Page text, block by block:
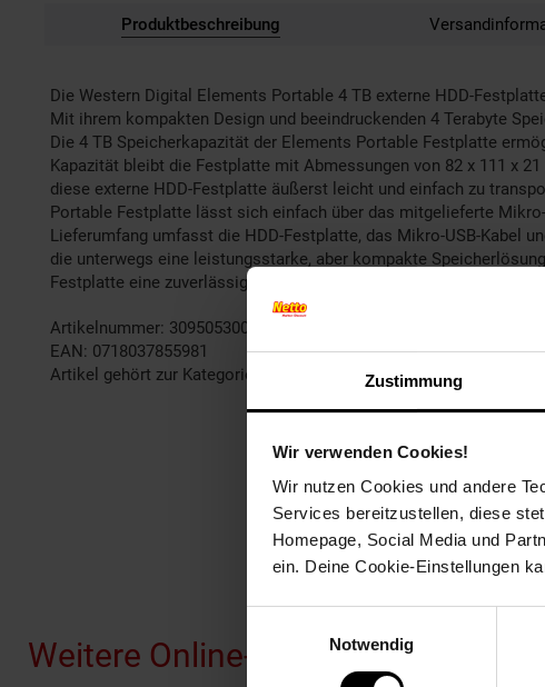
Zustimmung
Wir verwenden Cookies!
Wir nutzen Cookies und andere
Services bereitzustellen, diese
Homepage, Social Media und
ein. Deine Cookie-Einstellungen
Notwendig
Produktbeschreibung
Die Western Digital Elements Portable 4 TB externe HDD-
Mit ihrem kompakten Design und beeindruckenden 4 Terabyte
Die 4 TB Speicherkapazität der Elements Portable Festplatte
Kapazität bleibt die Festplatte mit Abmessungen von 82 x 111 x
diese externe HDD-Festplatte äußerst leicht und einfach zu
Portable Festplatte lässt sich einfach über das mitgelieferte
Lieferumfang umfasst die HDD-Festplatte, das Mikro-USB-Kabel
die unterwegs eine leistungsstarke, aber kompakte
Festplatte eine zuverlässige Option für die mobile
Artikelnummer: 3095053000
EAN: 0718037855981
Artikel gehört zur Kategorie:
Festplatten & Speicher
Weitere Online-Angebote